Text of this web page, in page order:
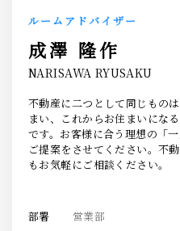
ルームアドバイザー
成澤 隆作
NARISAWA RYUSAKU
不動産に二つとして同じもの
まい、これからお住まいにな
です。お客様に合う理想の「
ご提案をさせてください。不
もお気軽にご相談ください。
部署 営業部